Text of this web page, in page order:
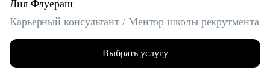
Лия Флуераш
Карьерный консультант / Ментор школы рекрутмента
Выбрать услугу